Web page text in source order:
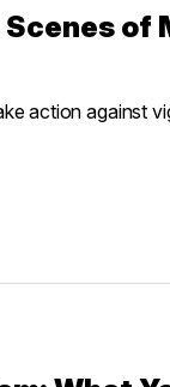
of
action against